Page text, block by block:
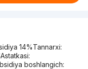
14%Tannarxi:
boshlangich: